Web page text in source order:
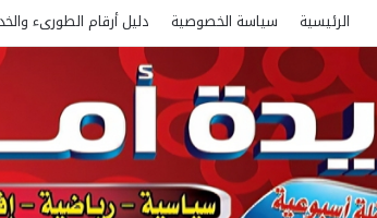
الرئيسية سياسة الخصوصية دليل أرقام الطورىء